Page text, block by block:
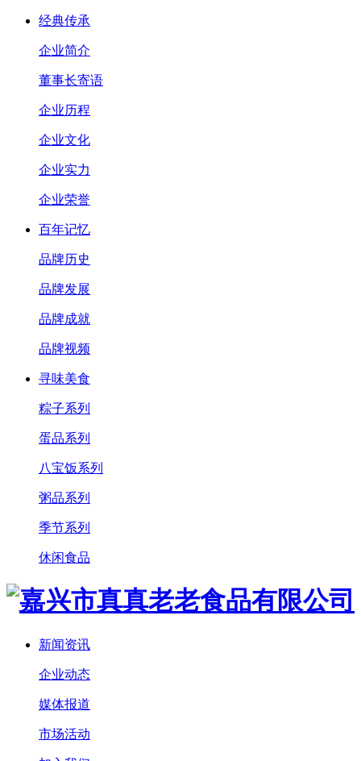
经典传承
企业简介
董事长寄语
企业历程
企业文化
企业实力
企业荣誉
百年记忆
品牌历史
品牌发展
品牌成就
品牌视频
寻味美食
粽子系列
蛋品系列
八宝饭系列
粥品系列
季节系列
休闲食品
新闻资讯
企业动态
媒体报道
市场活动